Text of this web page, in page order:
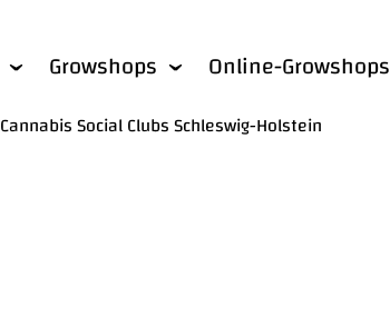
Growshops Online-Growshops
Cannabis Social Clubs Schleswig-Holstein